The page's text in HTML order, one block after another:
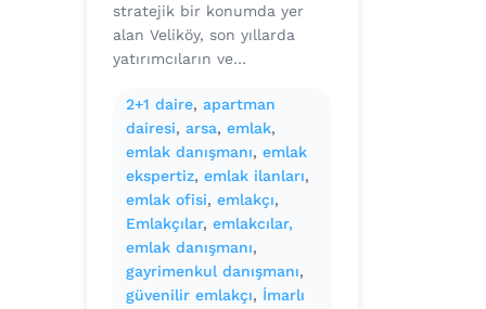
stratejik bir konumda yer
alan Veliköy, son yıllarda
yatırımcıların ve…
2+1 daire, apartman
dairesi, arsa, emlak
emlak danışmanı, emlak
ekspertiz, emlak ilanları
emlak ofisi, emlakçı
Emlakçılar, emlakcılar,
emlak danışmanı
gayrimenkul danışmanı
güvenilir emlakçı, İmarlı